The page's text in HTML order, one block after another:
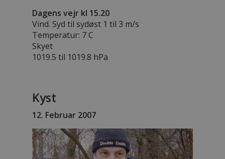
Dagens vejr kl 15.20
Vind. Syd til sydøst 1 til 3 m/s
Temperatur: 7 C
Skyet
1019.5 til 1019.8 hPa
Kyst
12. Februar 2007